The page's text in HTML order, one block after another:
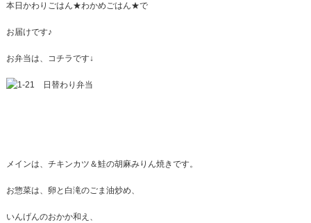
本日かわりごはん★わかめごはん★で
お届けです♪
お弁当は、コチラです↓
メインは、チキンカツ＆鮭の胡麻みりん焼きです。
お惣菜は、卵と白滝のごま油炒め、
いんげんのおかか和え、